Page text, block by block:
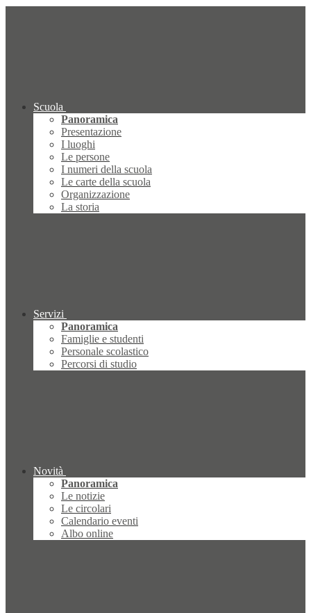
Scuola
Panoramica
Presentazione
I luoghi
Le persone
I numeri della scuola
Le carte della scuola
Organizzazione
La storia
Servizi
Panoramica
Famiglie e studenti
Personale scolastico
Percorsi di studio
Novità
Panoramica
Le notizie
Le circolari
Calendario eventi
Albo online